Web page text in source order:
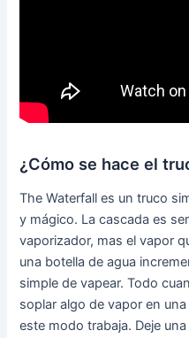
¿Cómo se hace el
The Waterfall es un truco
y mágico. La cascada es
vaporizador, mas el vapor
una botella de agua
simple de vapear. Todo
soplar algo de vapor en
este modo trabaja. Deje